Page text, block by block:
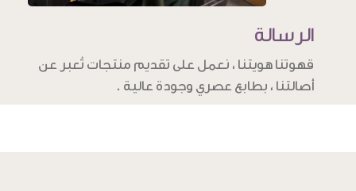
الرسالة
قهوتنا هويتنا ، نعمل على تقديم منتجات تُعبر عن
أصالتنا ، بطابع عصري وجودة عالية .